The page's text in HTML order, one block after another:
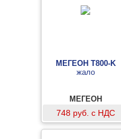
МЕГЕОН T800-K
жало
МЕГЕОН
748 руб. с НДС